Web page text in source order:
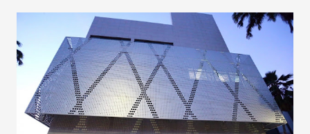
chance em chute rasteiro de Geovane, que João Ricado
defendeu. O Ceará seguiu com um ímpeto ofensivo maior.
Cléber quase marcou aos 34, em linda cabeçada que o
goleiro do CSA se esticou para salvar. Até que depois de
muitas chances, o Alvinegro foi às redes: após cobrança de
escanteio, Mendoza serviu Victor Luís, o lateral soltou um